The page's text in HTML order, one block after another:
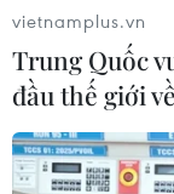
Tổng Biên tập:
Phó Tổng Biên
THỦY
Sở hữu trí tuệ
vietnamplus.vn
Trung Quốc
đầu thế giới